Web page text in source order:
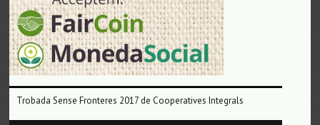
Trobada Sense Fronteres 2017 de Cooperatives Integrals